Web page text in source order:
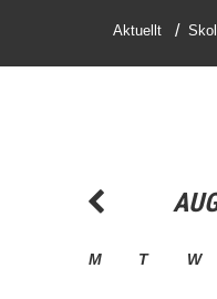
Aktuellt
M T W